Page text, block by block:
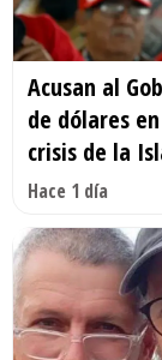
Acusan al
de dólares
crisis de la
Hace 1 día